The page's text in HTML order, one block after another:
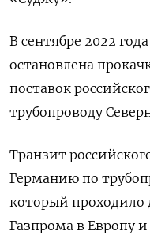
В сентябре 2022
остановлена
поставок
трубопроводу
Транзит
Германию по
который проходило
Газпрома в Европу